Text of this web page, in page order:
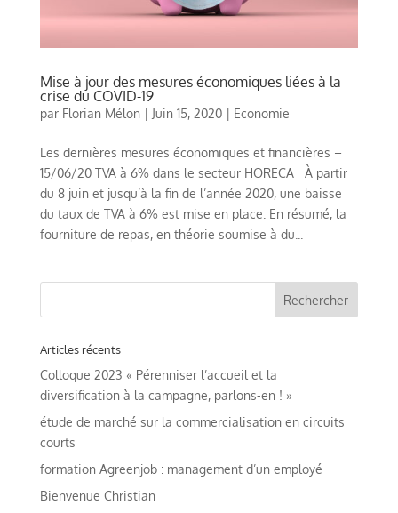
Mise à jour des mesures économiques liées à la
crise du COVID-19
par Florian Mélon| Juin 15, 2020| Economie
Les dernières mesures économiques et financières –
15/06/20 TVA à 6% dans le secteur HORECA À partir
du 8 juin et jusqu’à la fin de l’année 2020, une baisse
du taux de TVA à 6% est mise en place. En résumé, la
fourniture de repas, en théorie soumise à du...
Articles récents
Colloque 2023 « Pérenniser l’accueil et la
diversification à la campagne, parlons-en ! »
étude de marché sur la commercialisation en circuits
courts
formation Agreenjob : management d’un employé
Bienvenue Christian